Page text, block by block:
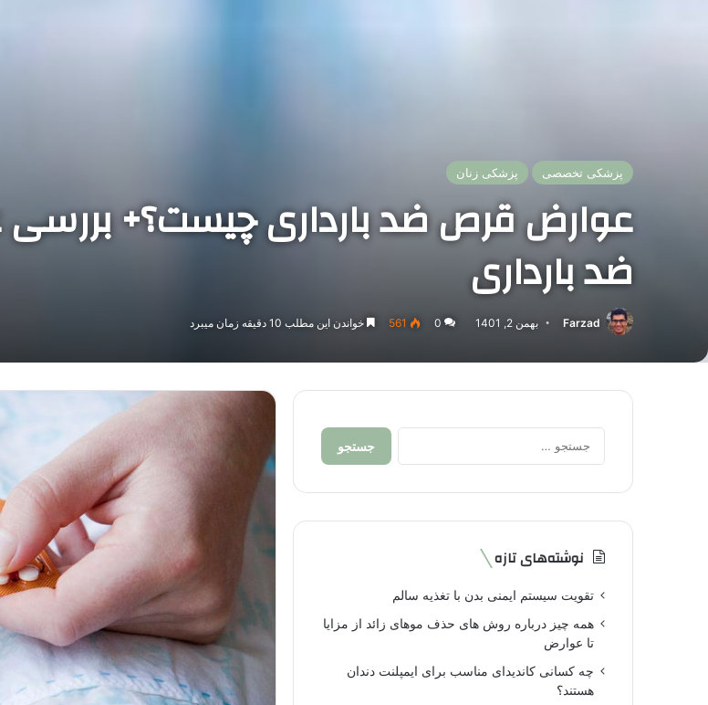
پزشکی تخصصی پزشکی زنان
عوارض قرص ضد بارداری چیست؟+
ضد بارداری
Farzad بهمن 2, 1401 0
561 خواندن این مطلب 10 دقیقه زمان میبرد
جستجو
نوشته‌های تازه
تقویت سیستم ایمنی بدن با تغذیه سالم
همه چیز درباره روش های حذف موهای زائد از مزایا
تا عوارض
چه کسانی کاندیدای مناسب برای ایمپلنت دندان
هستند؟